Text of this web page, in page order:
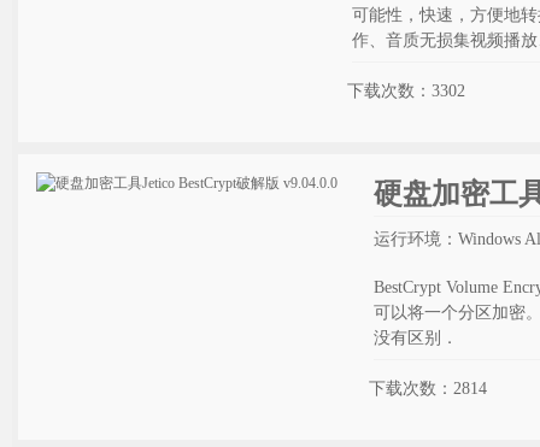
可能性，快速，方便地
作、音质无损集视频播
下载次数：3302
硬盘加密工
运行环境：Windows
BestCrypt Volume
可以将一个分区加密
没有区别．
下载次数：2814